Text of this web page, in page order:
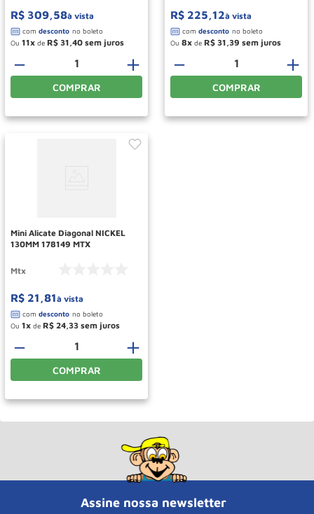
R$ 309,58à vista
Ou 11 de R$ 31 40
＋
－
COMPRAR
R$ 225,12à vista
Ou 8 de R$ 31 39
＋
－
COMPRAR
Mini Alicate Diagonal NICKEL
130MM 178149 MTX
Mtx
R$ 21 ,81à vista
Ou 1 de R$ 24 33
＋
－
COMPRAR
Assine nossa newsletter